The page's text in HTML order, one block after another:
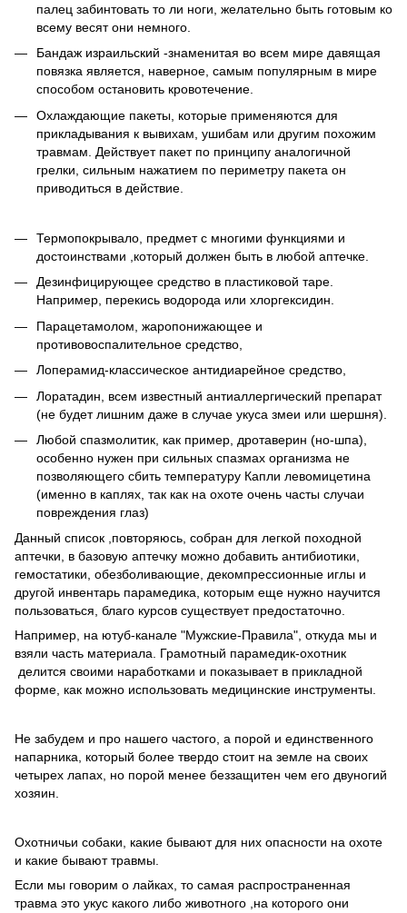
палец забинтовать то ли ноги, желательно быть готовым ко
всему весят они немного.
Бандаж израильский -знаменитая во всем мире давящая
повязка является, наверное, самым популярным в мире
способом остановить кровотечение.
Охлаждающие пакеты, которые применяются для
прикладывания к вывихам, ушибам или другим похожим
травмам. Действует пакет по принципу аналогичной
грелки, сильным нажатием по периметру пакета он
приводиться в действие.
Термопокрывало, предмет с многими функциями и
достоинствами ,который должен быть в любой аптечке.
Дезинфицирующее средство в пластиковой таре.
Например, перекись водорода или хлоргексидин.
Парацетамолом, жаропонижающее и
противовоспалительное средство,
Лоперамид-классическое антидиарейное средство,
Лоратадин, всем известный антиаллергический препарат
(не будет лишним даже в случае укуса змеи или шершня).
Любой спазмолитик, как пример, дротаверин (но-шпа),
особенно нужен при сильных спазмах организма не
позволяющего сбить температуру Капли левомицетина
(именно в каплях, так как на охоте очень часты случаи
повреждения глаз)
Данный список ,повторяюсь, собран для легкой походной
аптечки, в базовую аптечку можно добавить антибиотики,
гемостатики, обезболивающие, декомпрессионные иглы и
другой инвентарь парамедика, которым еще нужно научится
пользоваться, благо курсов существует предостаточно.
Например, на ютуб-канале "Мужские-Правила", откуда мы и
взяли часть материала. Грамотный парамедик-охотник
делится своими наработками и показывает в прикладной
форме, как можно использовать медицинские инструменты.
Не забудем и про нашего частого, а порой и единственного
напарника, который более твердо стоит на земле на своих
четырех лапах, но порой менее беззащитен чем его двуногий
хозяин.
Охотничьи собаки, какие бывают для них опасности на охоте
и какие бывают травмы.
Если мы говорим о лайках, то самая распространенная
травма это укус какого либо животного ,на которого они